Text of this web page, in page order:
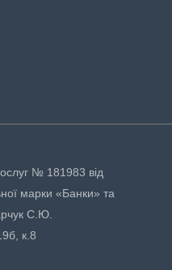
№ 181983 від
марки «Банки» та
С.Ю.
к.8